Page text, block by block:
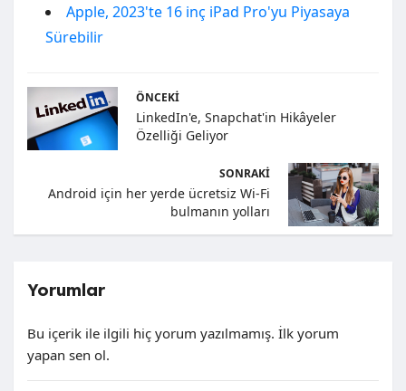
Apple, 2023'te 16 inç iPad Pro'yu Piyasaya
Sürebilir
ÖNCEKI
LinkedIn'e, Snapchat'in Hikâyeler
Özelliği Geliyor
SONRAKI
Android için her yerde ücretsiz Wi-Fi
bulmanın yolları
Yorumlar
Bu içerik ile ilgili hiç yorum yazılmamış. İlk yorum
yapan sen ol.